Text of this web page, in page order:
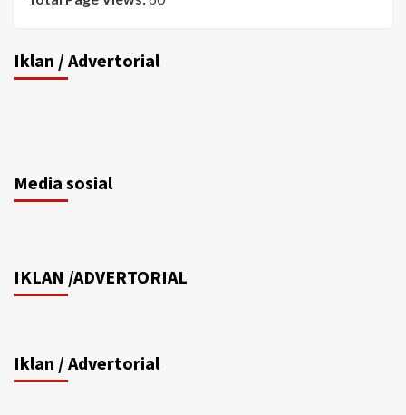
Iklan / Advertorial
Media sosial
IKLAN /ADVERTORIAL
Iklan / Advertorial